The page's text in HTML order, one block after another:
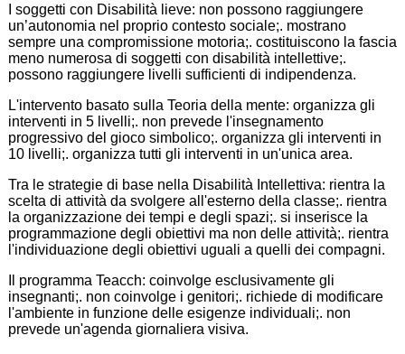
I soggetti con Disabilità lieve: non possono raggiungere
un’autonomia nel proprio contesto sociale;. mostrano
sempre una compromissione motoria;. costituiscono la fascia
meno numerosa di soggetti con disabilità intellettive;.
possono raggiungere livelli sufficienti di indipendenza.
L'intervento basato sulla Teoria della mente: organizza gli
interventi in 5 livelli;. non prevede l'insegnamento
progressivo del gioco simbolico;. organizza gli interventi in
10 livelli;. organizza tutti gli interventi in un'unica area.
Tra le strategie di base nella Disabilità Intellettiva: rientra la
scelta di attività da svolgere all'esterno della classe;. rientra
la organizzazione dei tempi e degli spazi;. si inserisce la
programmazione degli obiettivi ma non delle attività;. rientra
l'individuazione degli obiettivi uguali a quelli dei compagni.
Il programma Teacch: coinvolge esclusivamente gli
insegnanti;. non coinvolge i genitori;. richiede di modificare
l'ambiente in funzione delle esigenze individuali;. non
prevede un'agenda giornaliera visiva.